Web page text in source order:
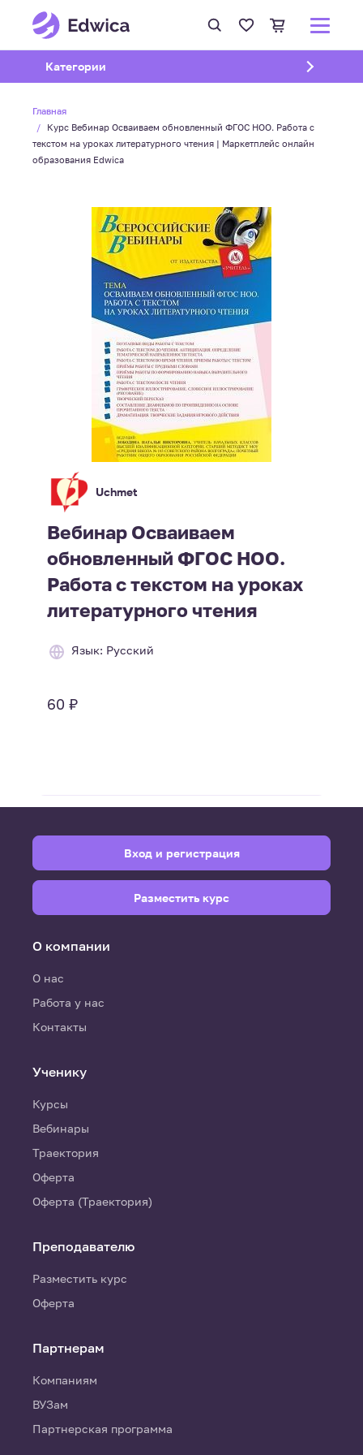
Открыть подменю
Категории
Главная
Курс Вебинар Осваиваем обновленный ФГОС НОО. Работа с
текстом на уроках литературного чтения | Маркетплейс онлайн
образования Edwica
Uchmet
Вебинар Осваиваем
обновленный ФГОС НОО.
Работа с текстом на уроках
литературного чтения
Язык: Русский
60 ₽
О компании
О нас
Работа у нас
Контакты
Ученику
Курсы
Вебинары
Траектория
Оферта
Оферта (Траектория)
Преподавателю
Разместить курс
Оферта
Партнерам
Компаниям
ВУЗам
Партнерская программа
Вход и регистрация
Разместить курс